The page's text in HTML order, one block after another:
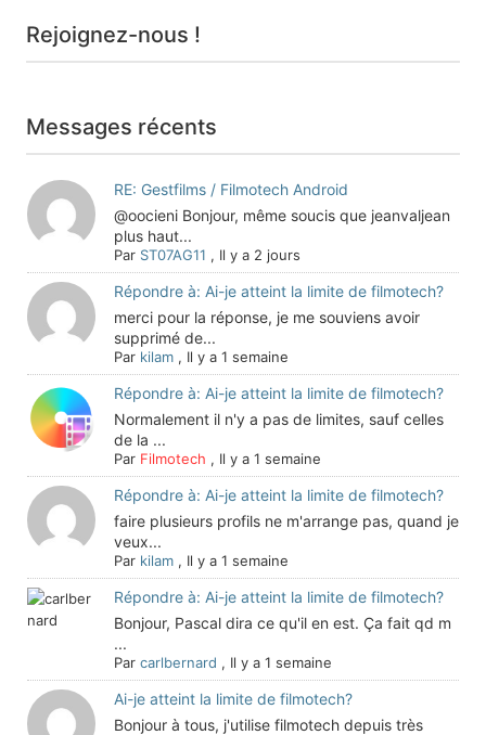
Rejoignez-nous !
Messages récents
RE: Gestfilms / Filmotech Android
@oocieni Bonjour, même soucis que jeanvaljean
plus haut...
Par ST07AG11 , Il y a 2 jours
Répondre à: Ai-je atteint la limite de filmotech?
merci pour la réponse, je me souviens avoir
supprimé de...
Par kilam, Il y a 1 semaine
Répondre à: Ai-je atteint la limite de filmotech?
Normalement il n'y a pas de limites, sauf celles
de la ...
Par Filmotech , Il y a 1 semaine
Répondre à: Ai-je atteint la limite de filmotech?
faire plusieurs profils ne m'arrange pas, quand je
veux...
Par kilam, Il y a 1 semaine
Répondre à: Ai-je atteint la limite de filmotech?
Bonjour, Pascal dira ce qu'il en est. Ça fait qd m
...
Par carlbernard , Il y a 1 semaine
Ai-je atteint la limite de filmotech?
Bonjour à tous, j'utilise filmotech depuis très